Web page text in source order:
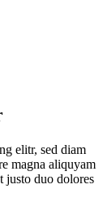
elitr, sed diam
magna aliquyam
justo duo dolores